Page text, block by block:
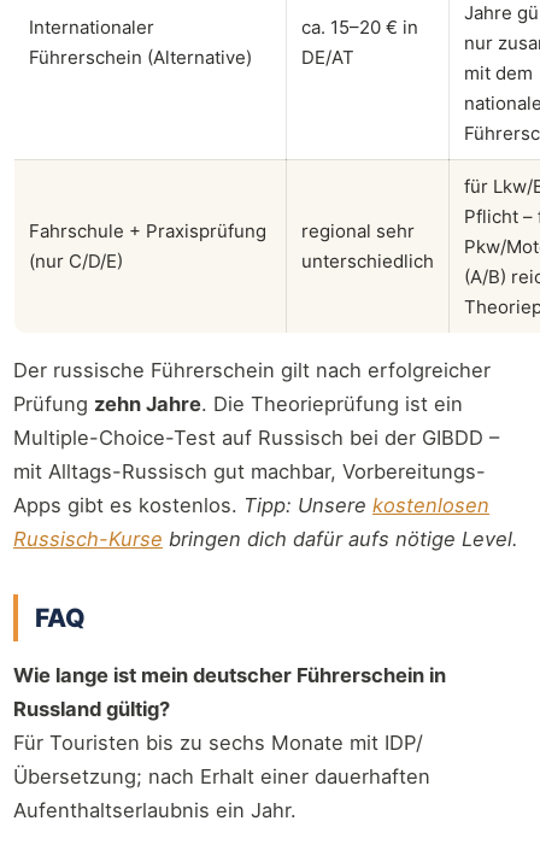
Internationaler
Führerschein (Alternative)
ca. 15–20 € in
DE/AT
Jahre
nur
mit dem
Fahrschule + Praxisprüfung
(nur C/D/E)
regional sehr
unterschiedlich
für Lkw/
Pflicht –
Pkw/
(A/B)
Der russische Führerschein gilt nach erfolgreicher
Prüfung zehn Jahre. Die Theorieprüfung ist ein
Multiple-Choice-Test auf Russisch bei der GIBDD –
mit Alltags-Russisch gut machbar, Vorbereitungs-
Apps gibt es kostenlos. Tipp: Unsere kostenlosen
Russisch-Kurse bringen dich dafür aufs nötige Level.
FAQ
Wie lange ist mein deutscher Führerschein in
Russland gültig?
Für Touristen bis zu sechs Monate mit IDP/
Übersetzung; nach Erhalt einer dauerhaften
Aufenthaltserlaubnis ein Jahr.